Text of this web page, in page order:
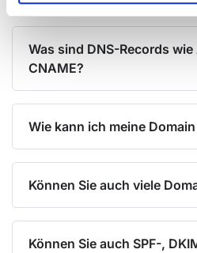
Was sind DNS-Records
CNAME?
Wie kann ich meine
Können Sie auch viele
Können Sie auch SPF-,